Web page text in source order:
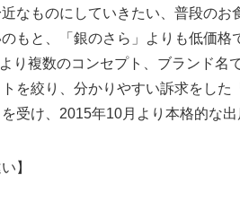
なものにしていきたい、普段のお
もと、「銀のさら」よりも低価
り複数のコンセプト、ブランド名
を絞り、分かりやすい訴求をし
受け、2015年10月より本格的な出
】